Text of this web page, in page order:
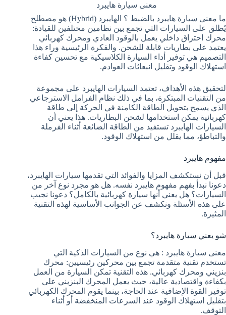
معنى سيارة هايبرد
ما معنى سيارة هايبرد بالضبط ؟ الهايبرد (Hybrid) هو مصطلح
يُطلق على السيارات التي تجمع بين نظامين مختلفين للقيادة:
محرك احتراق داخلي يعمل بالوقود العادي ومحرك كهربائي
يعتمد على بطاريات قابلة للشحن. والفكرة الرئيسية وراء هذا
التصميم هي توفير أداء السيارة الكلاسيكية مع تحسين كفاءة
استهلاك الوقود وتقليل انبعاثات العوادم.
لتحقيق هذه الأهداف، تعتمد السيارات الهايبرد على مجموعة
من التقنيات المبتكرة، بما في ذلك نظام الفرامل الاسترجاعي
الذي يسمح بتحويل الطاقة الكامنة في الحركة إلى طاقة
كهربائية يمكن استخدامها لشحن البطاريات. هذا يعني أن
السيارات الهايبرد تستفيد من الطاقة الضائعة أثناء الفرملة
والتباطؤ، مما يقلل من استهلاك الوقود.
مفهوم هايبرد
قبل أن نستكشف المزايا والفوائد التي تقدمها سيارات الهايبرد،
دعونا نبدأ بفهم مفهوم هايبرد نفسه. هل هو مجرد نوع آخر من
السيارات؟ هل يعني أنها سيارة كهربائية بالكامل؟ دعونا نجيب
على هذه الأسئلة ونكشف عن الجوانب الأساسية لهذه التقنية
المثيرة.
شو يعني سيارة هايبرد؟
معنى سيارة هايبرد : هي نوع من السيارات الذكية التي
تستخدم تقنية متقدمة تجمع بين محركين رئيسيين: محرك
بنزيني ومحرك كهربائي. هذه التقنية تمكن السيارة من العمل
بكفاءة واقتصادية عالية، حيث يعمل المحرك البنزيني على
توفير القوة الإضافية عند الحاجة، بينما يقوم المحرك الكهربائي
بتقليل استهلاك الوقود عند السرعات المنخفضة أو أثناء
التوقف.